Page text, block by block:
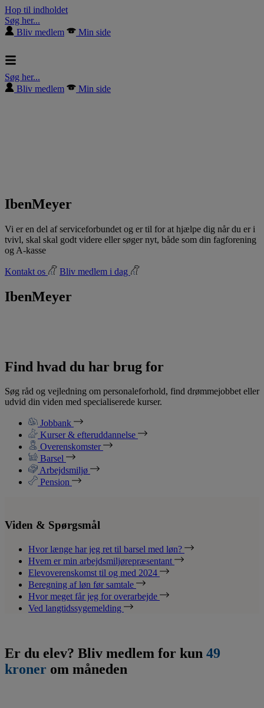
Hop til indholdet
Søg her...
Bliv medlem
Min side
Søg her...
Bliv medlem
Min side
IbenMeyer
Vi er en del af serviceforbundet og er til for at hjælpe dig når du er i
tvivl, skal skal godt videre eller søger nyt, både som din fagforening
og A-kasse
Kontakt os Bliv medlem i dag
IbenMeyer
Find hvad du har brug for
Søg råd og vejledning om personaleforhold, find drømmejobbet eller
udvid din viden med specialiserede kurser.
Jobbank
Kurser & efteruddannelse
Overenskomster
Barsel
Arbejdsmiljø
Pension
Viden & Spørgsmål
Hvor længe har jeg ret til barsel med løn?
Hvem er min arbejdsmiljørepræsentant
Elevoverenskomst til og med 2024
Beregning af løn før samtale
Hvor meget får jeg for overarbejde
Ved langtidssygemelding
Er du elev? Bliv medlem for kun 49
kroner om måneden